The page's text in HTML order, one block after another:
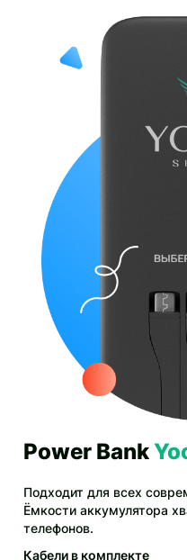
Power Bank
Подходит для всех
Ёмкости аккумулятора
телефонов.
Кабели в комплекте